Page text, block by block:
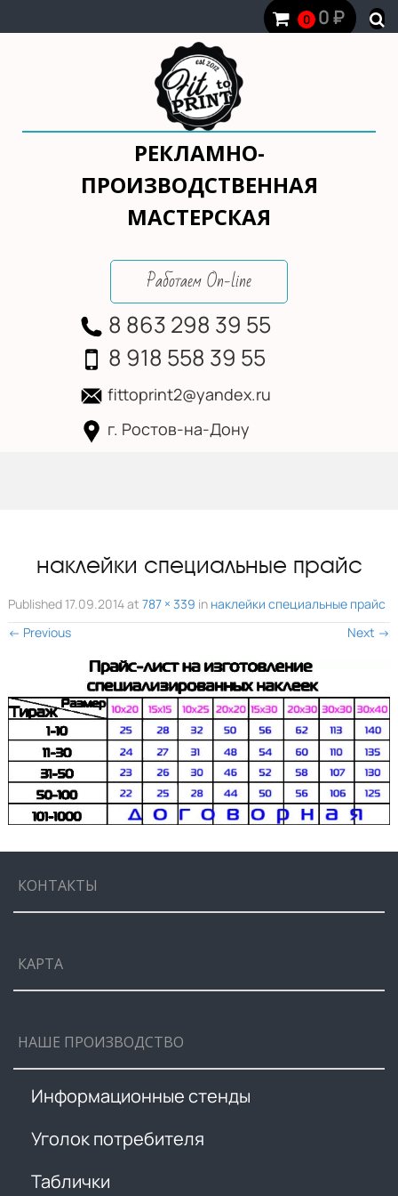
0 0₽
РЕКЛАМНО-
ПРОИЗВОДСТВЕННАЯ
МАСТЕРСКАЯ
Работаем On-line
8 863 298 39 55
8 918 558 39 55
fittoprint2@yandex.ru
г. Ростов-на-Дону
наклейки специальные прайс
Published 17.09.2014at 787 × 339 in наклейки специальные прайс
← Previous Next →
КОНТАКТЫ
КАРТА
НАШЕ ПРОИЗВОДСТВО
Информационные стенды
Уголок потребителя
Таблички